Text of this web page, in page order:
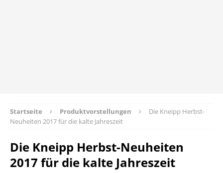
Startseite Produktvorstellungen
Die Kneipp Herbst-
Neuheiten 2017 für die kalte Jahreszeit
Die Kneipp Herbst-Neuheiten
2017 für die kalte Jahreszeit